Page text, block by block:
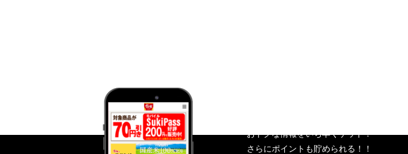
おトクな情報をいち早くゲット！
さらにポイントも貯められる！！